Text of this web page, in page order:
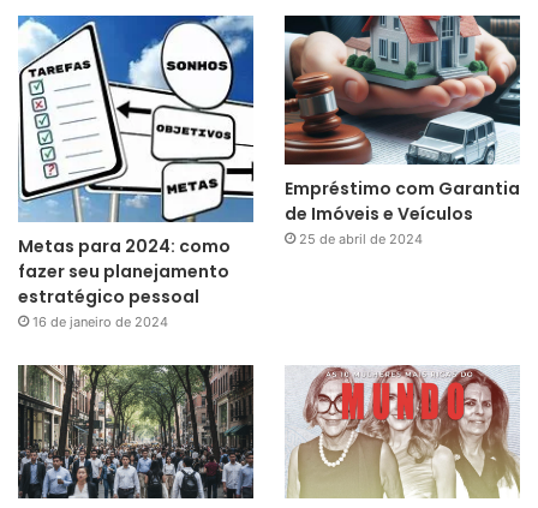
Metas para 2024: como
fazer seu planejamento
estratégico pessoal
16 de janeiro de 2024
Empréstimo com Garantia
de Imóveis e Veículos
25 de abril de 2024